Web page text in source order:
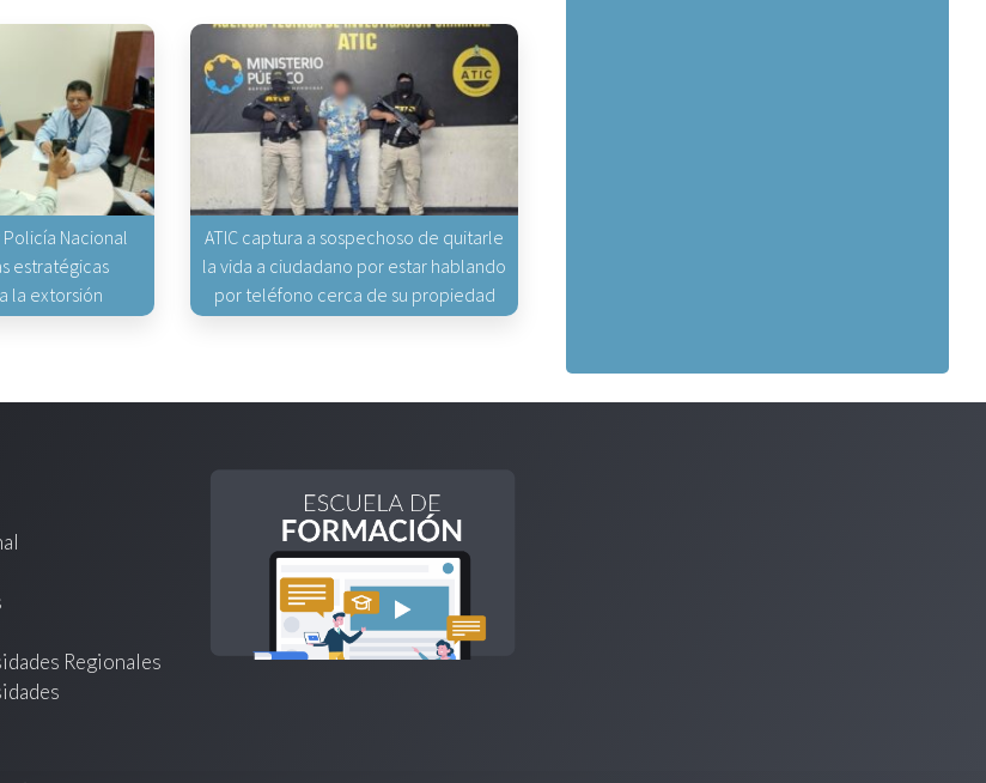
Nacional
estratégicas
la extorsión
ATIC captura a sospechoso de quitarle
la vida a ciudadano por estar hablando
por teléfono cerca de su propiedad
Regionales